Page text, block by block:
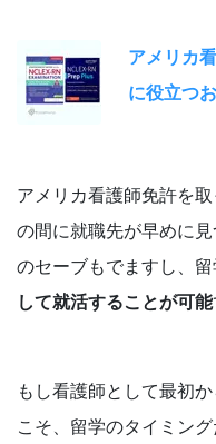
アメリカ
に役立つ
アメリカ看護師免許を
の間に就職先が早めに
のセーブもでますし、
して就活することが可能
もし看護師として最初
こそ、留学のタイミン